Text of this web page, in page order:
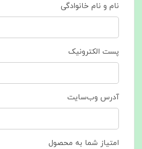
نام و نام خانوادگی
پست الکترونیک
آدرس وب‌سایت
امتیاز شما به محصول